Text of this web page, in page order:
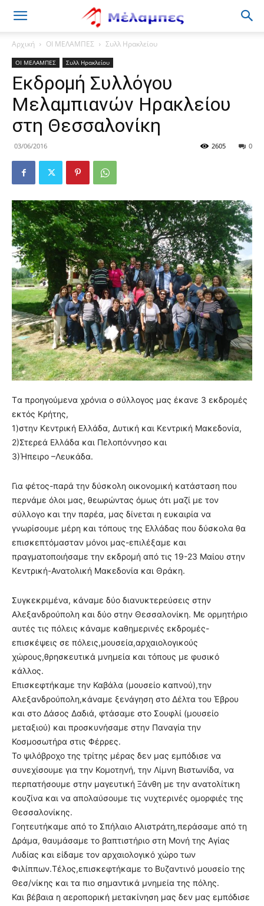
Μέλαμπες
Αρχική ΟΙ ΜΕΛΑΜΠΕΣ Συλλ Ηρακλείου
ΟΙ ΜΕΛΑΜΠΕΣ Συλλ Ηρακλείου
Εκδρομή Συλλόγου
Μελαμπιανών Ηρακλείου
στη Θεσσαλονίκη
03/06/2016 0
2605
Tα προηγούμενα χρόνια ο σύλλογος μας έκανε 3 εκδρομές
εκτός Κρήτης,
1)στην Κεντρική Ελλάδα, Δυτική και Κεντρική Μακεδονία,
2)Στερεά Ελλάδα και Πελοπόννησο και
3)Ήπειρο –Λευκάδα.
Για φέτος-παρά την δύσκολη οικονομική κατάσταση που
περνάμε όλοι μας, θεωρώντας όμως ότι μαζί με τον
σύλλογο και την παρέα, μας δίνεται η ευκαιρία να
γνωρίσουμε μέρη και τόπους της Ελλάδας που δύσκολα θα
επισκεπτόμασταν μόνοι μας-επιλέξαμε και
πραγματοποιήσαμε την εκδρομή από τις 19-23 Μαίου στην
Κεντρική-Ανατολική Μακεδονία και Θράκη.
Συγκεκριμένα, κάναμε δύο διανυκτερεύσεις στην
Αλεξανδρούπολη και δύο στην Θεσσαλονίκη. Με ορμητήριο
αυτές τις πόλεις κάναμε καθημερινές εκδρομές-
επισκέψεις σε πόλεις,μουσεία,αρχαιολογικούς
χώρους,θρησκευτικά μνημεία και τόπους με φυσικό
κάλλος.
Επισκεφτήκαμε την Καβάλα (μουσείο καπνού),την
Αλεξανδρούπολη,κάναμε ξενάγηση στο Δέλτα του Έβρου
και στο Δάσος Δαδιά, φτάσαμε στο Σουφλί (μουσείο
μεταξιού) και προσκυνήσαμε στην Παναγία την
Κοσμοσωτήρα στις Φέρρες.
Το ψιλόβροχο της τρίτης μέρας δεν μας εμπόδισε να
συνεχίσουμε για την Κομοτηνή, την Λίμνη Βιστωνίδα, να
περπατήσουμε στην μαγευτική Ξάνθη με την ανατολίτικη
κουζίνα και να απολαύσουμε τις νυχτερινές ομορφιές της
Θεσσαλονίκης.
Γοητευτήκαμε από το Σπήλαιο Αλιστράτη,περάσαμε από τη
Δράμα, θαυμάσαμε το βαπτιστήριο στη Μονή της Αγίας
Λυδίας και είδαμε τον αρχαιολογικό χώρο των
Φιλίππων.Τέλος,επισκεφτήκαμε το Βυζαντινό μουσείο της
Θεσ/νίκης και τα πιο σημαντικά μνημεία της πόλης.
Και βέβαια η αεροπορική μετακίνηση μας δεν μας εμπόδισε